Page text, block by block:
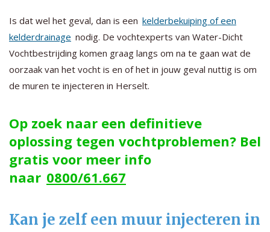
Is dat wel het geval, dan is een kelderbekuiping of een
kelderdrainage nodig. De vochtexperts van Water-Dicht
Vochtbestrijding komen graag langs om na te gaan wat de
oorzaak van het vocht is en of het in jouw geval nuttig is om
de muren te injecteren in Herselt.
Op zoek naar een definitieve
oplossing tegen vochtproblemen? Bel
gratis voor meer info
naar 0800/61.667
Kan je zelf een muur injecteren in